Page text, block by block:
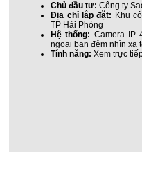
Chủ đầu tư:Công ty
Địa chỉ lắp đặt: Khu
TP Hải Phòng
Hệ thống: Camera IP
ngoại ban đêm nhìn xa
Tính năng: Xem trực